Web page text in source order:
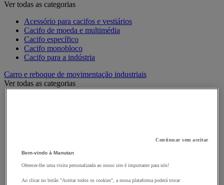
Ver todas as categorias
Acessório para cacifos e vestiários
Cacifo de moeda e multimédia
Cacifo específico
Cacifo monobloco
Cacifo para a indústria
Carro e reboque de movimentação industriais
Ver todas as categorias
Carro dobrável
Carro eléctrico
Carro para caixas
Continuar sem aceitar
Bem-vindo à Manutan
Oferecer-lhe uma visita personalizada ao nosso site é importante para nós!
Ao clicar no botão "Aceitar todos os cookies", a nossa plataforma poderá trocar